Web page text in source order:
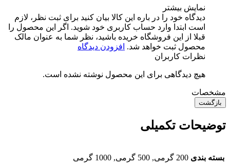
نمایش بیشتر
دیدگاه خود را در باره این کالا بیان کنید برای ثبت نظر، لازم
است ابتدا وارد حساب کاربری خود شوید. اگر این محصول را
قبلا از این فروشگاه خریده باشید، نظر شما به عنوان مالک
محصول ثبت خواهد شد. افزودن دیدگاه
نظرات کاربران
هیچ دیدگاهی برای این محصول نوشته نشده است.
مشخصات
بازگشت
توضیحات تکمیلی
بسته بندی 200 گرمی, 500 گرمی, 1000 گرمی